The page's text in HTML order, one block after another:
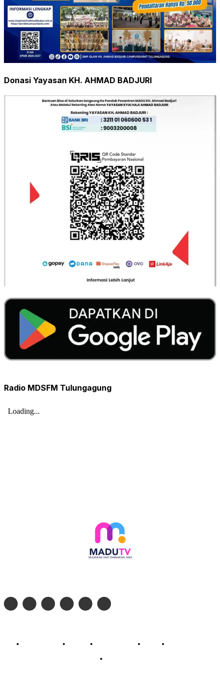
Donasi Yayasan KH. AHMAD BADJURI
Radio MDSFM Tulungagung
Profil Madu TV Redaksi Pedoman Siber Kontak